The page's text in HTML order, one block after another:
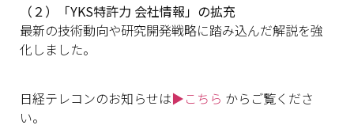
（２）「YKS特許力 会社情報」の拡充
最新の技術動向や研究開発戦略に踏み込んだ解説を強
化しました。
日経テレコンのお知らせは▶こちら からご覧くださ
い。